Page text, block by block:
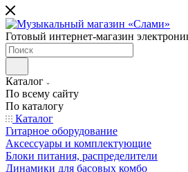
Готовый интернет-магазин
Каталог
По всему сайту
По каталогу
Каталог
Гитарное оборудование
Аксессуары и комплектующие
Блоки питания, распределители
Динамики для басовых комбо